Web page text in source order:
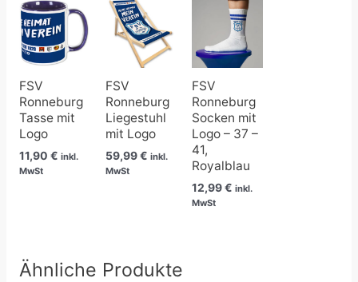
FSV
Ronneburg
Tasse mit
Logo
11,90 € inkl.
MwSt
FSV
Ronneburg
Liegestuhl
mit Logo
59,99€ inkl.
MwSt
FSV
Ronneburg
Socken mit
Logo – 37 –
41,
Royalblau
12,99€ inkl.
MwSt
Ähnliche Produkte